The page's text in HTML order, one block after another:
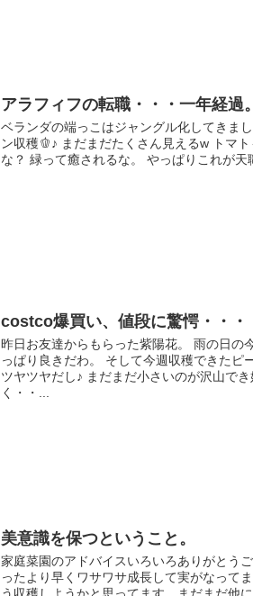
アラフィフの転職・・・一年経過。
ベランダの端っこはジャングル化してきま
ン収穫🫑♪ まだまだたくさん見えるw トマ
な？ 緑って癒されるな。 やっぱりこれが天
costco爆買い、値段に驚愕・・・
昨日お友達からもらった紫陽花。 雨の日の
っぱり良きだわ。 そして今週収穫できたピ
ツヤツヤだし♪ まだまだ小さいのが沢山で
く・・...
美意識を保つということ。
家庭菜園のアドバイスいろいろありがとう
ったより早くワサワサ成長して実がなって